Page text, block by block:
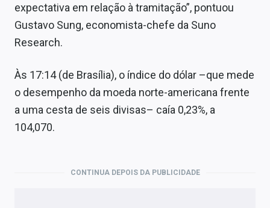
expectativa em relação à tramitação”, pontuou
Gustavo Sung, economista-chefe da Suno
Research.
Às 17:14 (de Brasília), o índice do dólar –que mede
o desempenho da moeda norte-americana frente
a uma cesta de seis divisas– caía 0,23%, a
104,070.
CONTINUA DEPOIS DA PUBLICIDADE